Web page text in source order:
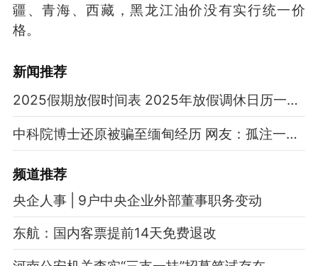
疆、青海、西藏，黑龙江油价没有实行统一价
格。
新闻推荐
2025假期放假时间表 2025年放假调休日历一览表
中科院博士还原被骗至缅甸经历 网友：孤注一掷现实版
频道推荐
央企人事 | 9户中央企业外部董事职务变动
东航：国内客票提前14天免费退改